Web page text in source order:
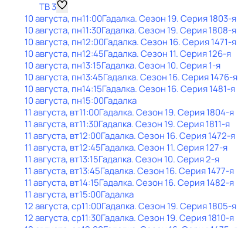
ТВ 3
10 августа, пн11:00Гадaлкa. Сезон 19. Серия 1803-я
10 августа, пн11:30Гадaлкa. Сезон 19. Серия 1808-я
10 августа, пн12:00Гадaлкa. Сезон 16. Серия 1471-я
10 августа, пн12:45Гадaлкa. Сезон 11. Серия 126-я
10 августа, пн13:15Гадaлкa. Сезон 10. Серия 1-я
10 августа, пн13:45Гадaлкa. Сезон 16. Серия 1476-я
10 августа, пн14:15Гадaлкa. Сезон 16. Серия 1481-я
10 августа, пн15:00Гадaлкa
11 августа, вт11:00Гадaлкa. Сезон 19. Серия 1804-я
11 августа, вт11:30Гадaлкa. Сезон 19. Серия 1811-я
11 августа, вт12:00Гадaлкa. Сезон 16. Серия 1472-я
11 августа, вт12:45Гадaлкa. Сезон 11. Серия 127-я
11 августа, вт13:15Гадaлкa. Сезон 10. Серия 2-я
11 августа, вт13:45Гадaлкa. Сезон 16. Серия 1477-я
11 августа, вт14:15Гадaлкa. Сезон 16. Серия 1482-я
11 августа, вт15:00Гадaлкa
12 августа, ср11:00Гадaлкa. Сезон 19. Серия 1805-я
12 августа, ср11:30Гадaлкa. Сезон 19. Серия 1810-я